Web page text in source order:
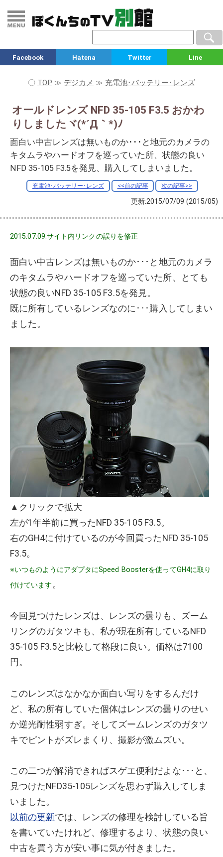
Facebook Hatena Twitter Line
〇 TOP ≫ デジカメ ≫ 充電池･バッテリー･レンズ
オールドレンズ NFD 35-105 F3.5 おかわ
りしましたヾ(*´Д｀*)ﾉ
面白い中古レンズは無いものか･･･と地元のカメラの
キタムラやハードオフを巡っていた所、状態の良い
NFD 35-105 F3.5を発見、購入してしまいました。
充電池･バッテリー･レンズ <<前の記事 次の記事>>
更新:2015/07/09 (2015/05)
2015.07.09:サイト内リンクの誤りを修正
面白い中古レンズは無いものか･･･と地元のカメラ
のキタムラやハードオフを巡っていた所、とても
状態の良いNFD 35-105 F3.5を発見。
既に所有しているレンズなのに･･･購入してしまい
ました。
▲クリックで拡大
左が1年半前に買ったNFD 35-105 F3.5。
右のGH4に付けているのが今回買ったNFD 35-105
F3.5。
※いつものようにアダプタにSpeed Boosterを使ってGH4に取り
付けています。
今回見つけたレンズは、レンズの曇りも、ズーム
リングのガタツキも、私が現在所有しているNFD
35-105 F3.5と比較して格段に良い。価格は7100
円。
このレンズはなかなか面白い写りをするんだけ
ど、私の所有していた個体はレンズの曇りのせい
か逆光耐性弱すぎ。そしてズームレンズのガタツ
キでピントがズレまくり、撮影が激ムズい。
この二つが解消できればスゲエ便利だよな･･･と、
見つけたNFD35-105レンズを思わず購入してしま
いました。
以前の更新では、レンズの修理を検討している旨
を書いていたけれど、修理するより、状態の良い
中古を買う方が安い事に気が付きました。